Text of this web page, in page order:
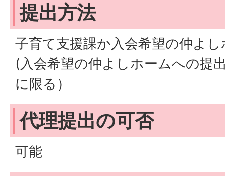
提出方法
子育て支援課か入会希望の仲よ
(入会希望の仲よしホームへの提
に限る）
代理提出の可否
可能